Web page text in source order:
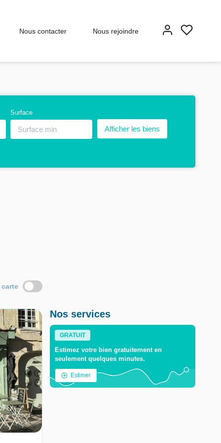
Nous contacter Nous rejoindre
Surface
Nos services
GRATUIT
Estimez votre bien gratuitement en
seulement quelques minutes.
Estimer